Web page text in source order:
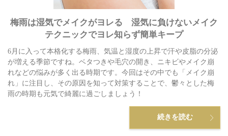
梅雨は湿気でメイクがヨレる 湿気に負けないメイク
テクニックでヨレ知らず簡単キープ
6月に入って本格化する梅雨、気温と湿度の上昇で汗や皮脂の分泌
が増える季節ですね。ベタつきや毛穴の開き、ニキビやメイク崩
れなどの悩みが多く出る時期です。今回はその中でも「メイク崩
れ」に注目し、その原因を知って対策することで、鬱々とした梅
雨の時期も元気で綺麗に過ごしましょう！
続きを読む